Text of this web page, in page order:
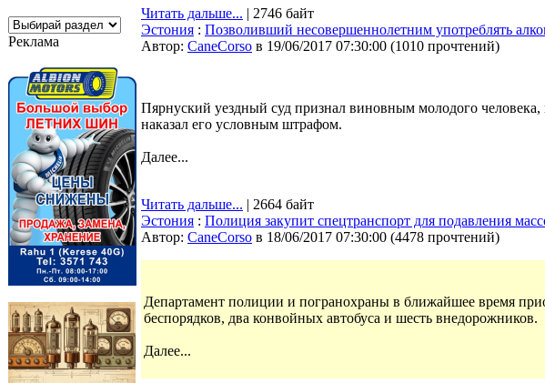
Реклама
Читать дальше... | 2746 байт
Эстония : Позволивший несовершеннолетним употреблять
Автор: CaneCorso в 19/06/2017 07:30:00 (1010 прочтений)
Пярнуский уездный суд признал виновным молодого
наказал его условным штрафом.
Далее...
Читать дальше... | 2664 байт
Эстония : Полиция закупит спецтранспорт для подавления
Автор: CaneCorso в 18/06/2017 07:30:00 (4478 прочтений)
Департамент полиции и погранохраны в ближайшее время
беспорядков, два конвойных автобуса и шесть внедорожников.
Далее...